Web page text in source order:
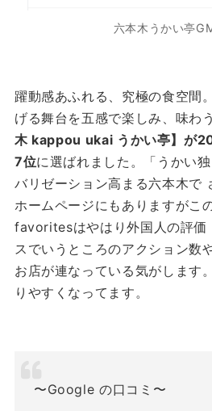
六本木うかい亭
躍動感あふれる、究極の食空間
げる舞台を五感で楽しみ、味わ
木 kappou ukai うかい亭】が
7位に選ばれました。「うかい
バリゼーション高まる六本木で
ホームページにもありますが
favoritesはやはり外国人の評価
スでいうところのアクション数
お店が連なっている気がします
りやすくなってます。
〜Google の口コミ〜